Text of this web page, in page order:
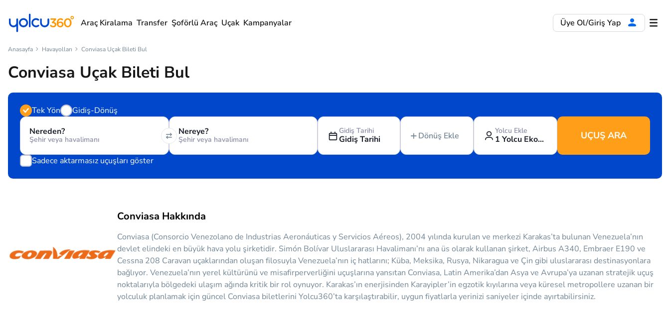
Araç Kiralama Transfer Şoförlü Araç Uçak Kampanyalar Üye Ol/Giriş Yap
Anasayfa Havayolları Conviasa Uçak Bileti Bul
Conviasa Uçak Bileti Bul
Tek Yön
Gidiş-Dönüş
Nereden?
Nereye? Gidiş Tarihi
Gidiş Tarihi Dönüş Ekle Yolcu Ekle
1 Yolcu Ekonomi UÇUŞ ARA
Sadece aktarmasız uçuşları göster
Conviasa Hakkında
Conviasa (Consorcio Venezolano de Industrias Aeronáuticas y Servicios Aéreos), 2004 yılında kurulan ve merkezi Karakas’ta bulunan Venezuela’nın
devlet elindeki en büyük hava yolu şirketidir. Simón Bolívar Uluslararası Havalimanı’nı ana üs olarak kullanan şirket, Airbus A340, Embraer E190 ve
Cessna 208 Caravan uçaklarından oluşan filosuyla Venezuela’nın iç hatlarını; Küba, Meksika, Rusya, Nikaragua ve Çin gibi uluslararası destinasyonlara
bağlıyor. Venezuela’nın yerel kültürünü ve misafirperverliğini uçuşlarına yansıtan Conviasa, Latin Amerika’dan Asya ve Avrupa’ya uzanan stratejik uçuş
noktalarıyla bölgedeki ulaşım ağında kritik bir rol oynuyor. Karakas’ın enerjisinden Karayipler’in egzotik kıyılarına veya küresel metropollere uzanan bir
yolculuk planlamak için güncel Conviasa biletlerini Yolcu360’ta karşılaştırabilir, uygun fiyatlarla yerinizi saniyeler içinde ayırtabilirsiniz.